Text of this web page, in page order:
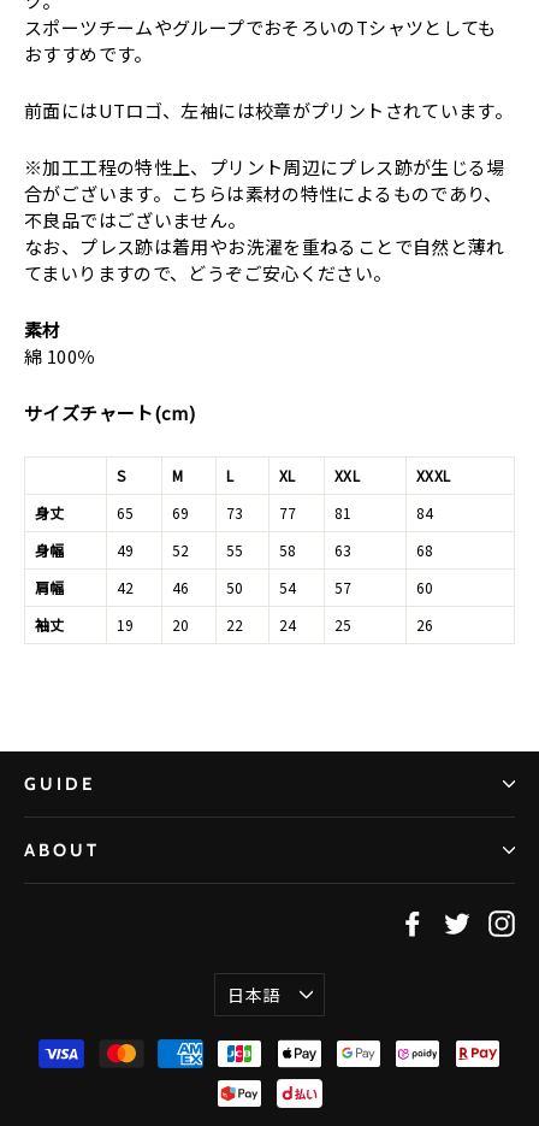
スポーツチームやグループでおそろいのTシャツとしても
おすすめです。
前面にはUTロゴ、左袖には校章がプリントされています。
※加工工程の特性上、プリント周辺にプレス跡が生じる場
合がございます。こちらは素材の特性によるものであり、
不良品ではございません。
なお、プレス跡は着用やお洗濯を重ねることで自然と薄れ
てまいりますので、どうぞご安心ください。
素材
綿 100％
サイズチャート(cm)
S M L XL XXL
XXXL
身丈
65 69 73 77 81
84
身幅
49 52 55 58 63
68
肩幅
42 46 50 54 57
60
袖丈
19 20 22 24 25 26
GUIDE
ABOUT
Facebook
Twitter
言
語
日本語